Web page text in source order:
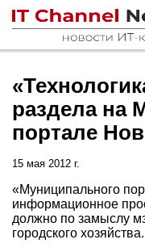
раздела на
портале
15 мая 2012 г.
«Муниципального
информационное
должно по замыслу
городского хозяйства.